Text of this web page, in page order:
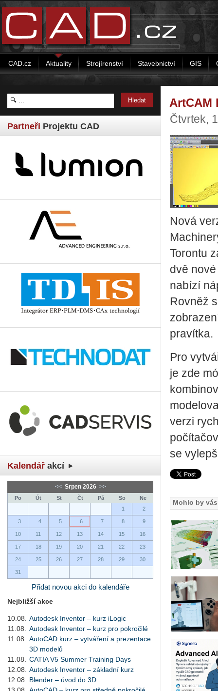
CAD.cz Aktuality Strojírenství Stavebnictví GIS
Partneři Projektu CAD
Kalendář akcí
<< Srpen 2026 >>
Po Út St Čt Pá So
Ne
1
2
3 4 5 6 7 8 9
10 11 12 13 14 15 16
17 18 19 20 21 22 23
24 25 26 27 28 29 30
31
Přidat novou akci do kalendáře
Nejbližší akce
10.08.
Autodesk Inventor – kurz iLogic
11.08.
Autodesk Inventor – kurz pro pokročilé
11.08.
AutoCAD kurz – vytváření a prezentace
3D modelů
11.08.
CATIA V5 Summer Training Days
12.08.
Autodesk Inventor – základní kurz
12.08.
Blender – úvod do 3D
ArtCAM
Čtvrtek,
Nová
Torontu
dvě
nabízí
Rovněž
pravítka.
Pro
je zde
verzi
se
Mohlo by